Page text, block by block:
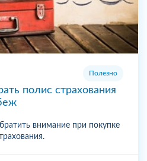
Полезно
полис страхования
внимание при покупке